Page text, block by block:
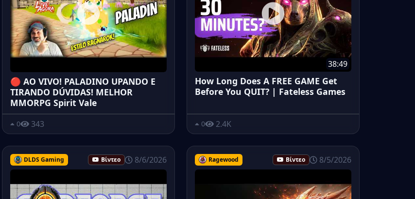
🔴 AO VIVO! PALADINO UPANDO E
TIRANDO DÚVIDAS! MELHOR
MMORPG Spirit Vale
0 343
38:49
How Long Does A FREE GAME Get
Before You QUIT? | Fateless Games
0 2.4K
DLDS Gaming Βίντεο 8/6/2026 Ragewood Βίντεο 8/5/2026